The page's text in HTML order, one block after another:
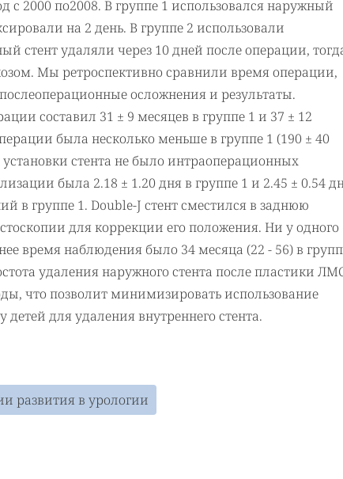
с 2000 по2008. В группе 1 использовался наружный
на 2 день. В группе 2 использовали
стент удаляли через 10 дней после операции,
Мы ретроспективно сравнили время операции,
осложнения и результаты.
составил 31 ± 9 месяцев в группе 1 и 37 ± 12
была несколько меньше в группе 1 (190 ± 40
стента не было интраоперационных
была 2.18 ± 1.20 дня в группе 1 и 2.45 ± 0.54
в группе 1. Double-J стент сместился в заднюю
для коррекции его положения. Ни у одного
время наблюдения было 34 месяца (22 - 56) в
удаления наружного стента после пластики
что позволит минимизировать использование
для удаления внутреннего стента.
развития в урологии